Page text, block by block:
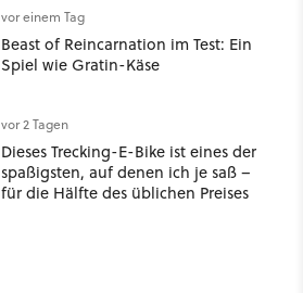
Stack im Test
vor einem Tag
Beast of Reincarnation im Test: Ein
Spiel wie Gratin-Käse
vor 2 Tagen
Dieses Trecking-E-Bike ist eines der
spaßigsten, auf denen ich je saß –
für die Hälfte des üblichen Preises